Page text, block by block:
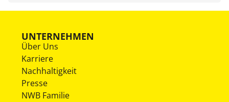
UNTERNEHMEN
Über Uns
Karriere
Nachhaltigkeit
Presse
NWB Familie